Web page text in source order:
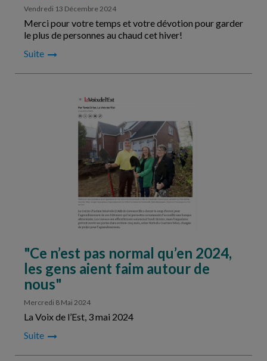
Vendredi 13 Décembre 2024
Merci pour votre temps et votre dévotion pour garder
le plus de personnes au chaud cet hiver!
Suite
"Ce n’est pas normal qu’en 2024,
les gens aient faim autour de
nous"
Mercredi 8 Mai 2024
La Voix de l’Est, 3 mai 2024
Suite